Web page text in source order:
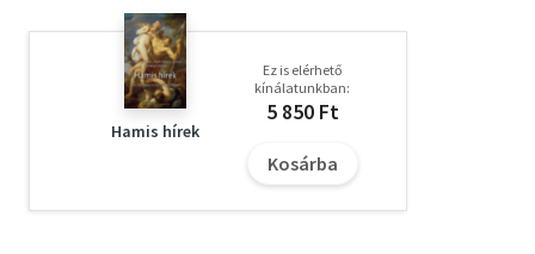
Hamis hírek
Ez is elérhető
kínálatunkban:
5 850 Ft
Kosárba